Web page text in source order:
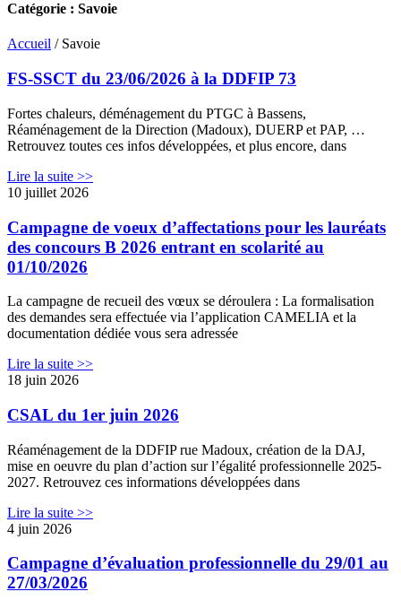
Catégorie : Savoie
Accueil / Savoie
FS-SSCT du 23/06/2026 à la DDFIP 73
Fortes chaleurs, déménagement du PTGC à Bassens,
Réaménagement de la Direction (Madoux), DUERP et PAP, …
Retrouvez toutes ces infos développées, et plus encore, dans
Lire la suite >>
10 juillet 2026
Campagne de voeux d’affectations pour les lauréats
des concours B 2026 entrant en scolarité au
01/10/2026
La campagne de recueil des vœux se déroulera : La formalisation
des demandes sera effectuée via l’application CAMELIA et la
documentation dédiée vous sera adressée
Lire la suite >>
18 juin 2026
CSAL du 1er juin 2026
Réaménagement de la DDFIP rue Madoux, création de la DAJ,
mise en oeuvre du plan d’action sur l’égalité professionnelle 2025-
2027. Retrouvez ces informations développées dans
Lire la suite >>
4 juin 2026
Campagne d’évaluation professionnelle du 29/01 au
27/03/2026